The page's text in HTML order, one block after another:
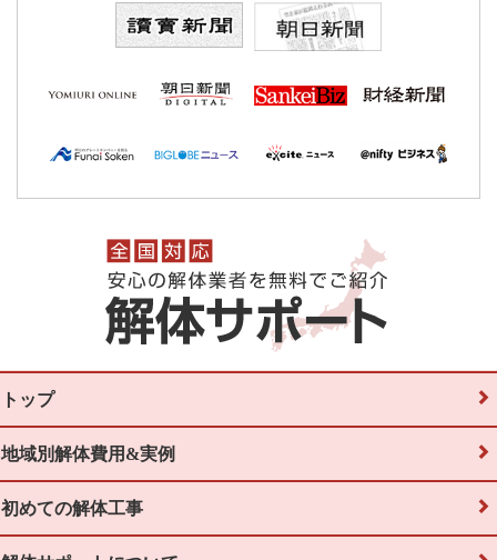
トップ
地域別解体費用&実例
初めての解体工事